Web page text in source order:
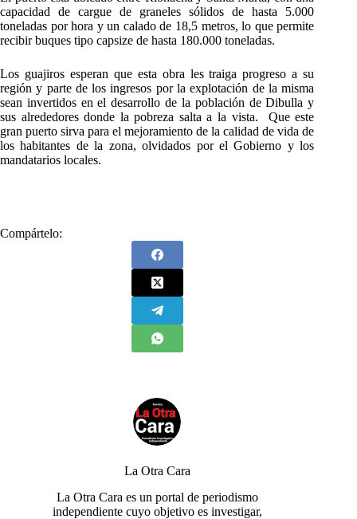
capacidad de cargue de graneles sólidos de hasta 5.000
toneladas por hora y un calado de 18,5 metros, lo que permite
recibir buques tipo capsize de hasta 180.000 toneladas.
Los guajiros esperan que esta obra les traiga progreso a su
región y parte de los ingresos por la explotación de la misma
sean invertidos en el desarrollo de la población de Dibulla y
sus alrededores donde la pobreza salta a la vista. Que este
gran puerto sirva para el mejoramiento de la calidad de vida de
los habitantes de la zona, olvidados por el Gobierno y los
mandatarios locales.
Compártelo:
La Otra Cara
La Otra Cara es un portal de periodismo
independiente cuyo objetivo es investigar,